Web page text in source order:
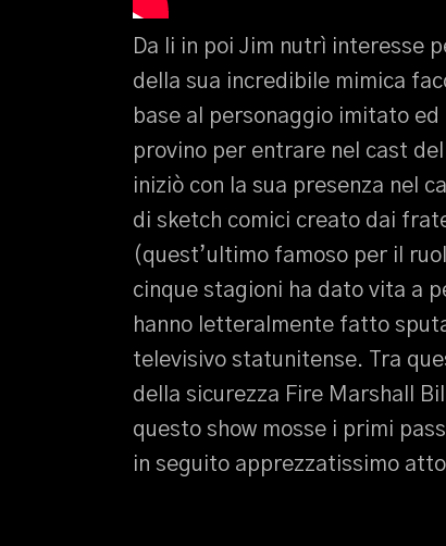
Da li in poi Jim nutrì interesse
della sua incredibile mimica
base al personaggio imitato
provino per entrare nel cast del
iniziò con la sua presenza nel
di sketch comici creato dai
(quest’ultimo famoso per il
cinque stagioni ha dato vita a
hanno letteralmente fatto
televisivo statunitense. Tra
della sicurezza Fire Marshall
questo show mosse i primi
in seguito apprezzatissimo